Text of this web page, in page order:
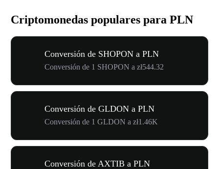
Criptomonedas populares para PLN
Conversión de SHOPON a PLN
Conversión de 1 SHOPON a zł544.32
Conversión de GLDON a PLN
Conversión de 1 GLDON a zł1.46K
Conversión de AXTIB a PLN